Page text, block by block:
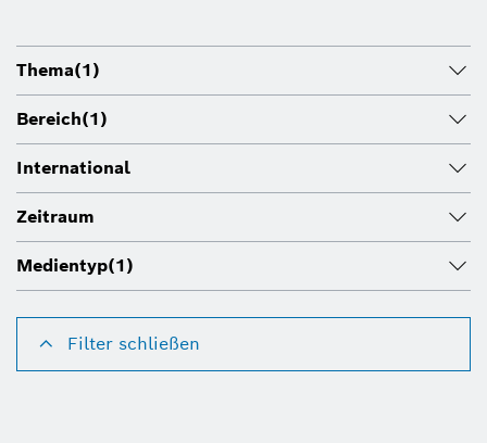
Thema(1)
Bereich(1)
International
Zeitraum
Medientyp(1)
Filter schließen